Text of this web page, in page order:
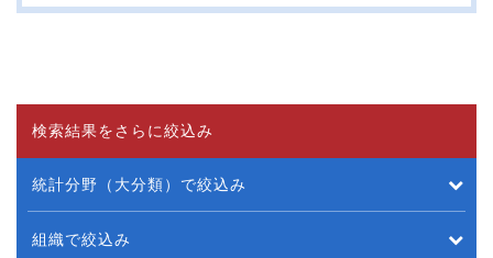
検索結果をさらに絞込み
統計分野（大分類）で絞込み
組織で絞込み